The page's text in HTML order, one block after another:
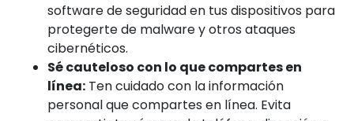
software de seguridad en tus dispositivos para
protegerte de malware y otros ataques
cibernéticos.
Sé cauteloso con lo que compartes en
línea: Ten cuidado con la información
personal que compartes en línea. Evita